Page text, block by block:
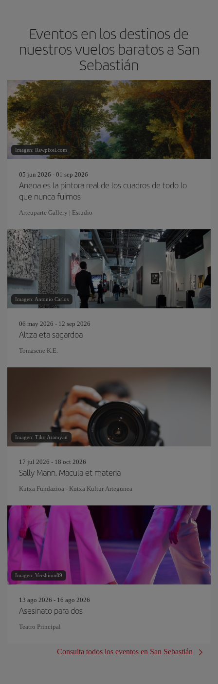
Eventos en los destinos de
nuestros vuelos baratos a San
Sebastián
Imagen: Rawpixel.com
05 jun 2026 - 01 sep 2026
Aneoa es la pintora real de los cuadros de todo lo
que nunca fuimos
Arteuparte Gallery | Estudio
Imagen: Antonio Carlos
06 may 2026 - 12 sep 2026
Altza eta sagardoa
Tomasene K.E.
Imagen: Tiko Aramyan
17 jul 2026 - 18 oct 2026
Sally Mann. Macula et materia
Kutxa Fundazioa - Kutxa Kultur Artegunea
Imagen: Vershinin89
13 ago 2026 - 16 ago 2026
Asesinato para dos
Teatro Principal
Consulta todos los eventos en San Sebastián